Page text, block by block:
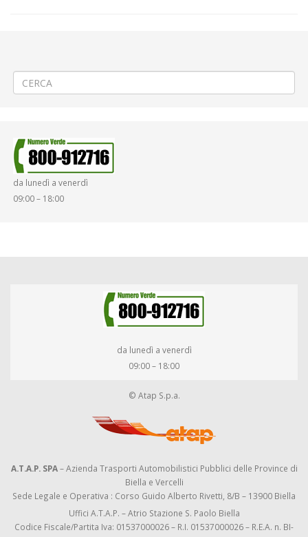
da lunedì a venerdì
09:00 – 18:00
da lunedì a venerdì
09:00 – 18:00
© Atap S.p.a.
A.T.A.P. SPA– Azienda Trasporti Automobilistici Pubblici delle Province di
Biella e Vercelli
Sede Legale e Operativa : Corso Guido Alberto Rivetti, 8/B – 13900 Biella
Uffici A.T.A.P. – Atrio Stazione S. Paolo Biella
Codice Fiscale/Partita Iva: 01537000026 – R.I. 01537000026 – R.E.A. n. BI-